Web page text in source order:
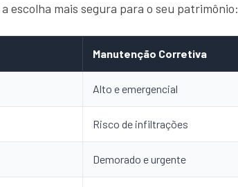
escolha mais segura para o seu patrimônio:
Manutenção Corretiva
Alto e emergencial
Risco de infiltrações
Demorado e urgente